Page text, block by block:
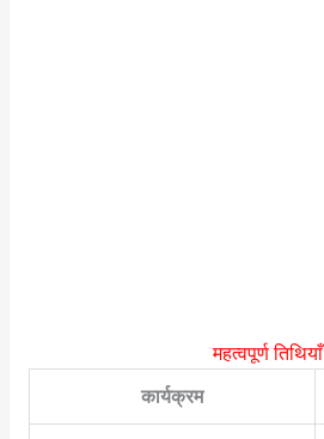
महत्वपूर्ण तिथियाँ
कार्यक्रम